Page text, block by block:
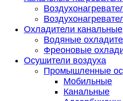
Охладители канальные
Водяные
Фреоновые
Осушители воздуха
Промышленные
Мобильные
Канальные